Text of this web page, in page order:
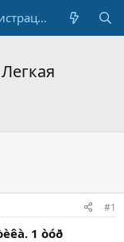
Регистрация
#1
1 òóð